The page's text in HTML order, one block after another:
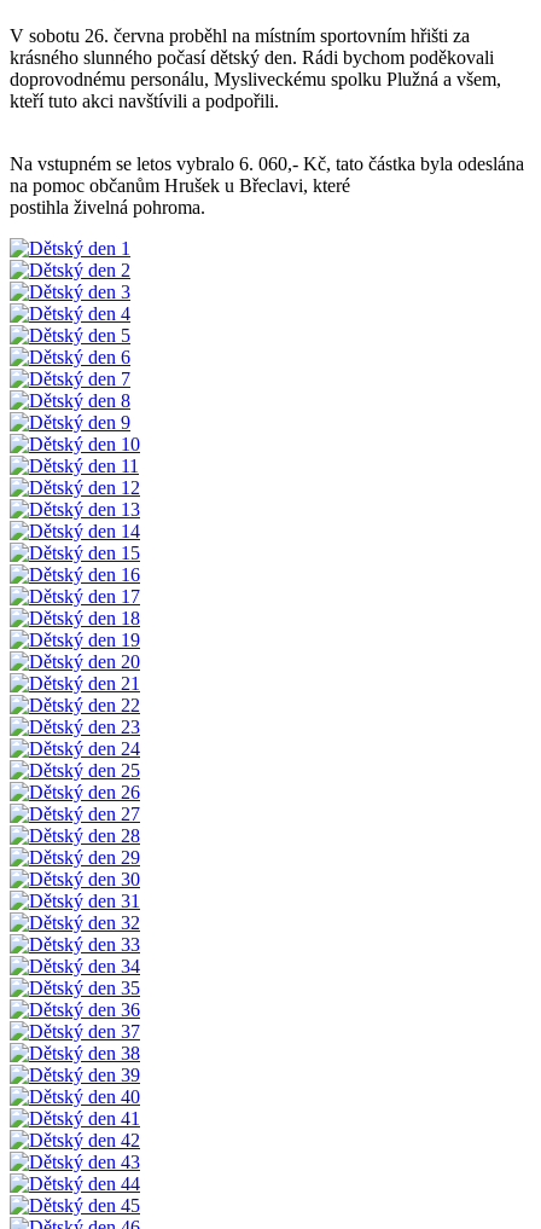
V sobotu 26. června proběhl na místním sportovním hřišti za
krásného slunného počasí dětský den. Rádi bychom poděkovali
doprovodnému personálu, Mysliveckému spolku Plužná a všem,
kteří tuto akci navštívili a podpořili.
Na vstupném se letos vybralo 6. 060,- Kč, tato částka byla odeslána
na pomoc občanům Hrušek u Břeclavi, které
postihla živelná pohroma.